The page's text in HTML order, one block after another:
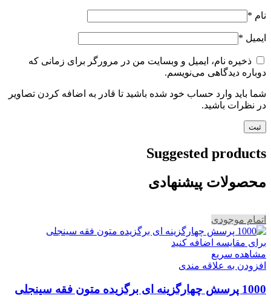
نام *
ایمیل *
ذخیره نام، ایمیل و وبسایت من در مرورگر برای زمانی که
دوباره دیدگاهی می‌نویسم.
شما باید وارد حساب خود شده باشید تا قادر به اضافه کردن تصاویر
در نظرات باشید.
Suggested products
محصولات پیشنهادی
اتمام موجودی
برای مقایسه اضافه کنید
مشاهده سریع
افزودن به علاقه مندی
1000 پرسش چهارگزینه ای برگزیده متون فقه سینجلی